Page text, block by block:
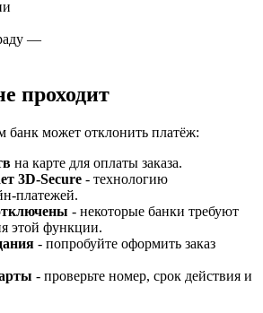
—
проходит
может отклонить платёж:
на карте для оплаты заказа.
3D-Secure - технологию
платежей.
- некоторые банки требуют
этой функции.
- попробуйте оформить заказ
- проверьте номер, срок действия и